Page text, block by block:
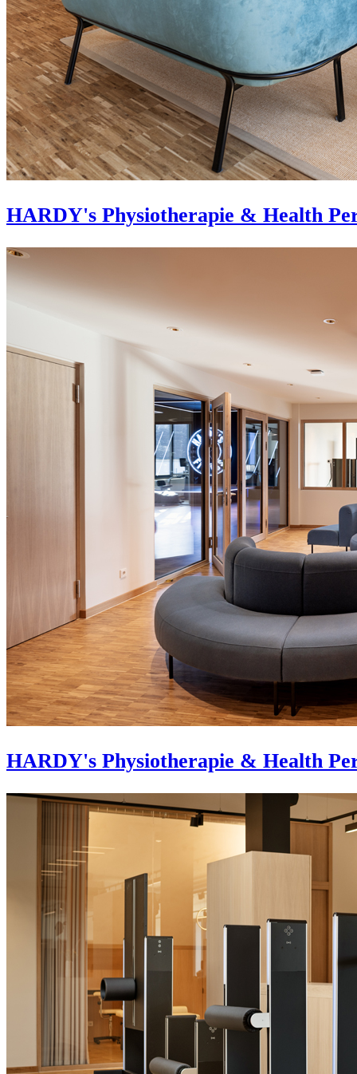
HARDY's Physiotherapie & Health
HARDY's Physiotherapie & Health